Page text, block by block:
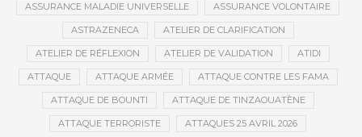
ASSURANCE MALADIE UNIVERSELLE ASSURANCE VOLONTAIRE
ASTRAZENECA ATELIER DE CLARIFICATION
ATELIER DE RÉFLEXION ATELIER DE VALIDATION ATIDI
ATTAQUE ATTAQUE ARMÉE ATTAQUE CONTRE LES FAMA
ATTAQUE DE BOUNTI ATTAQUE DE TINZAOUATÈNE
ATTAQUE TERRORISTE ATTAQUES 25 AVRIL 2026